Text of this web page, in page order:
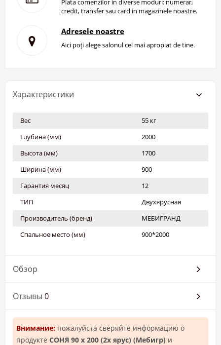
Plata comenzilor in diverse moduri: numerar,
credit, transfer sau card in magazinele noastre.
Adresele noastre
Aici poți alege salonul cel mai apropiat de tine.
Характеристики
Вес
55 кг
Глубина (мм)
2000
Высота (мм)
1700
Ширина (мм)
900
Гарантия месяц
12
ТИП
Двухярусная
Производитель (бренд)
МЕБИГРАНД
Спальное место (мм)
900*2000
Обзор
Отзывы 0
Внимание: пожалуйста сверяйте информацию о
продукте СОНЯ 90 х 200 (2х ярус) (Мебигр) и